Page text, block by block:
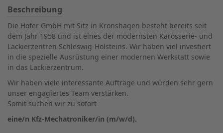
Beschreibung
Die Hofer GmbH mit Sitz in Kronshagen besteht bereits seit
dem Jahr 1958 und ist eines der modernsten Karosserie- und
Lackierzentren Schleswig-Holsteins. Wir haben viel investiert
in die spezielle Ausrüstung einer modernen Werkstatt sowie
in das Lackierzentrum.
Wir haben viele interessante Aufträge und würden sehr gern
unser engagiertes Team verstärken.
Somit suchen wir zu sofort
eine/n Kfz-Mechatroniker/in (m/w/d).